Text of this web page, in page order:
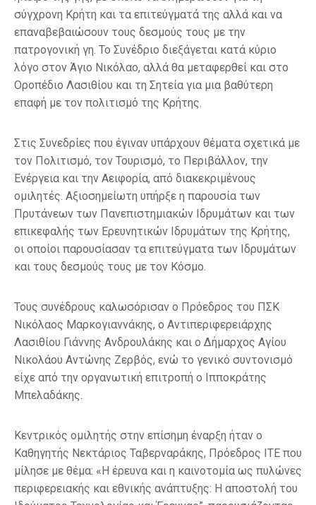
σύγχρονη Κρήτη και τα επιτεύγματά της αλλά και να
επαναβεβαιώσουν τους δεσμούς τους με την
πατρογονική γη. Το Συνέδριο διεξάγεται κατά κύριο
λόγο στον Άγιο Νικόλαο, αλλά θα μεταφερθεί και στο
Οροπέδιο Λασιθίου και τη Σητεία για μια βαθύτερη
επαφή με τον πολιτισμό της Κρήτης.
Στις Συνεδρίες που έγιναν υπάρχουν θέματα σχετικά με
τον Πολιτισμό, τον Τουρισμό, το Περιβάλλον, την
Ενέργεια και την Αειφορία, από διακεκριμένους
ομιλητές. Αξιοσημείωτη υπήρξε η παρουσία των
Πρυτάνεων των Πανεπιστημιακών Ιδρυμάτων και των
επικεφαλής των Ερευνητικών Ιδρυμάτων της Κρήτης,
οι οποίοι παρουσίασαν τα επιτεύγματα των Ιδρυμάτων
και τους δεσμούς τους με τον Κόσμο.
Τους συνέδρους καλωσόρισαν ο Πρόεδρος του ΠΣΚ
Νικόλαος Μαρκογιαννάκης, ο Αντιπεριφερειάρχης
Λασιθίου Γιάννης Ανδρουλάκης και ο Δήμαρχος Αγίου
Νικολάου Αντώνης Ζερβός, ενώ το γενικό συντονισμό
είχε από την οργανωτική επιτροπή ο Ιπποκράτης
Μπελαδάκης.
Κεντρικός ομιλητής στην επίσημη έναρξη ήταν ο
Καθηγητής Νεκτάριος Ταβερναράκης, Πρόεδρος ΙΤΕ που
μίλησε με θέμα: «Η έρευνα και η καινοτομία ως πυλώνες
περιφερειακής και εθνικής ανάπτυξης: Η αποστολή του